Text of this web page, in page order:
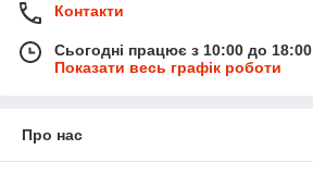
Контакти
Сьогодні працює з 10:00 до 18:00
Показати весь графік роботи
Про нас